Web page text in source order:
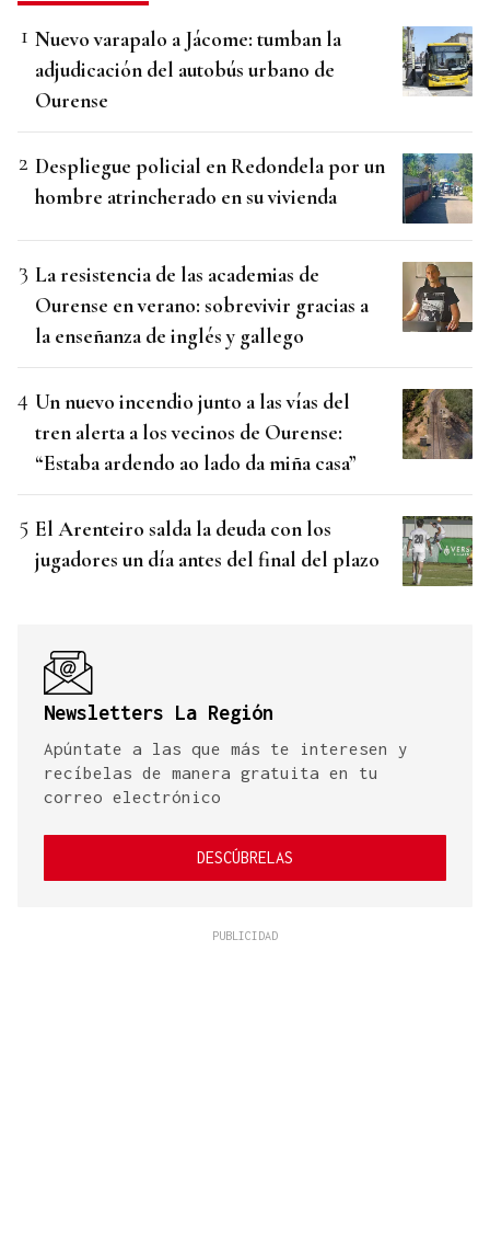
Nuevo varapalo a Jácome: tumban la
adjudicación del autobús urbano de
Ourense
Despliegue policial en Redondela por un
hombre atrincherado en su vivienda
La resistencia de las academias de
Ourense en verano: sobrevivir gracias a
la enseñanza de inglés y gallego
Un nuevo incendio junto a las vías del
tren alerta a los vecinos de Ourense:
“Estaba ardendo ao lado da miña casa”
El Arenteiro salda la deuda con los
jugadores un día antes del final del plazo
Newsletters La Región
Apúntate a las que más te interesen y
recíbelas de manera gratuita en tu
correo electrónico
DESCÚBRELAS